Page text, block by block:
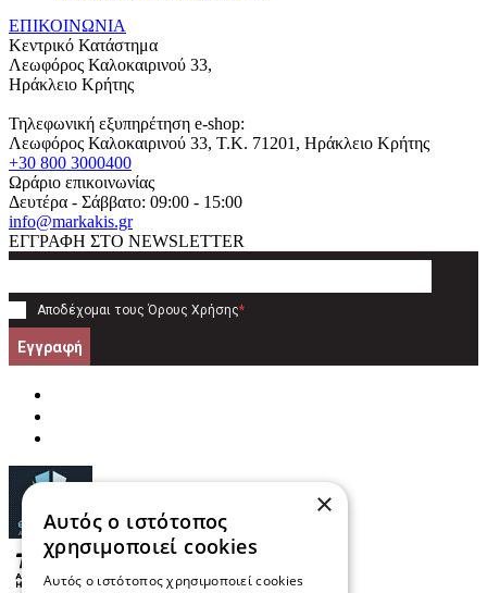
ΕΠΙΚΟΙΝΩΝΙΑ
Κεντρικό Κατάστημα
Λεωφόρος Καλοκαιρινού 33,
Ηράκλειο Κρήτης
Τηλεφωνική εξυπηρέτηση e-shop:
Λεωφόρος Καλοκαιρινού 33, T.K. 71201, Ηράκλειο Κρήτης
+30 800 3000400
Ωράριο επικοινωνίας
Δευτέρα - Σάββατο: 09:00 - 15:00
info@markakis.gr
ΕΓΓΡΑΦΗ ΣΤΟ NEWSLETTER
Αποδέχομαι τους Όρους Χρήσης*
Εγγραφή
×
Αυτός ο ιστότοπος
χρησιμοποιεί cookies
Αυτός ο ιστότοπος χρησιμοποιεί cookies